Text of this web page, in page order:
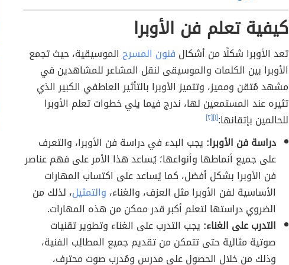
كيفية تعلم فن الأوبرا
تعد الأوبرا شكلًا من أشكال فنون المسرح الموسيقية، حيث تجمع
الأوبرا بين الكلمات والموسيقى لنقل المشاعر للمشاهدين في
مشهد مُتقن ومميز، وتتميز الأوبرا بالتأثير العاطفي الكبير الذي
تثيره عند المستمعين لها، ندرج فيما يلي خطوات تعلم الأوبرا
للحالمين بإتقانها:[١] [٢]
دراسة فن الأوبرا: يجب البدء في دراسة فن الأوبرا، والتعرف
على جميع أنماطها وأنواعها؛ يُساعد هذا الأمر على فهم عناصر
فن الأوبرا بشكل أفضل، كما يُساعد على اكتساب المهارات
الأساسية لفن الأوبرا مثل العزف، والغناء، والتمثيل، لذلك من
الضروي دراستها لتعلم أكبر قدر ممكن من هذه المهارات.
التدرب على الغناء: يجب التدرب على الغناء وتطوير تقنيات
صوتية مثالية حتى تتمكن من تقديم جميع المطالِب الفنية،
وذلك من خلال الحصول على مدرس ومُدرب صوت محترف،